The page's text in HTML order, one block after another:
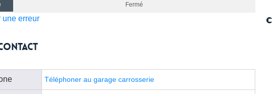
Fermé
une erreur
Téléphoner au garage carrosserie